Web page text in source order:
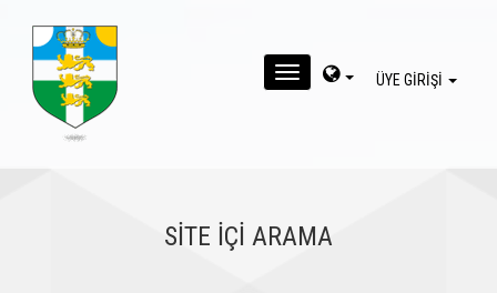
MENU ÜYE GİRİŞİ
SİTE İÇİ ARAMA